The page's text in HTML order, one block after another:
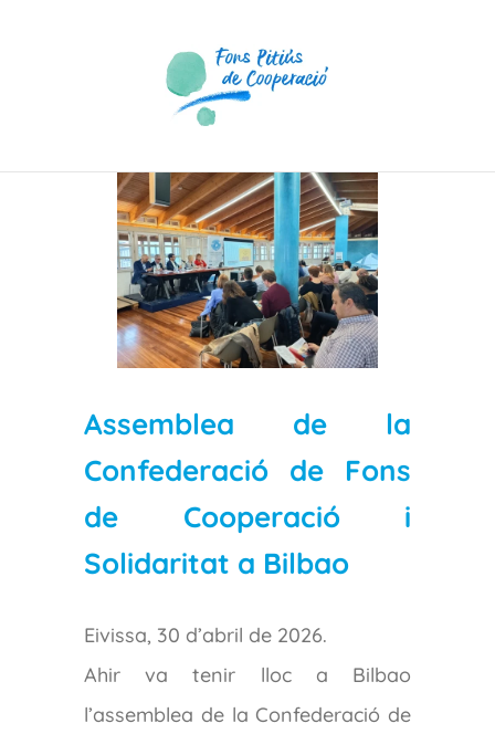
View
Larger
Image
Assemblea de la
Confederació de Fons
de Cooperació i
Solidaritat a Bilbao
Eivissa, 30 d’abril de 2026.
Ahir va tenir lloc a Bilbao
l’assemblea de la Confederació de